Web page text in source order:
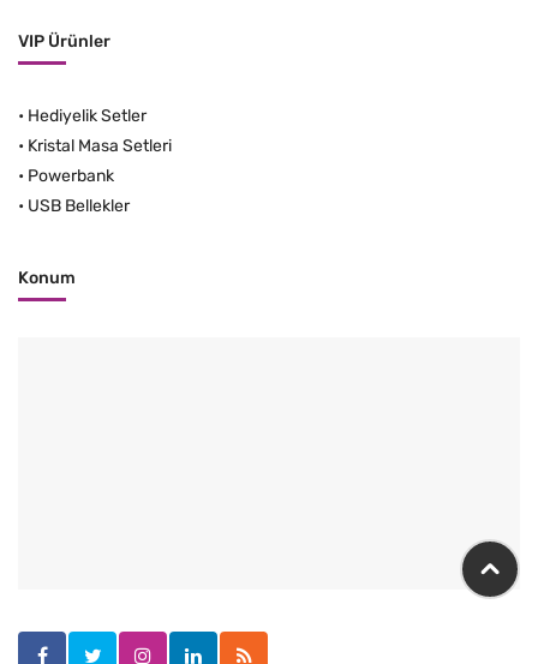
VIP Ürünler
• Hediyelik Setler
• Kristal Masa Setleri
• Powerbank
• USB Bellekler
Konum